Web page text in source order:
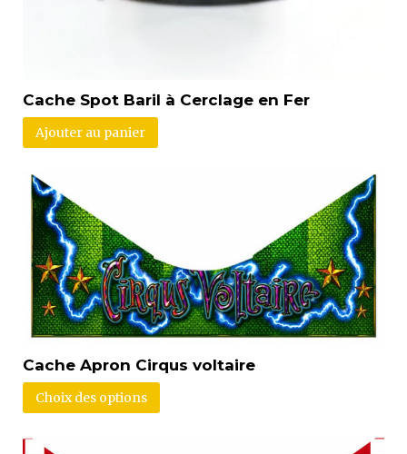
Cache Spot Baril à Cerclage en Fer
Ajouter au panier
Cache Apron Cirqus voltaire
Choix des options